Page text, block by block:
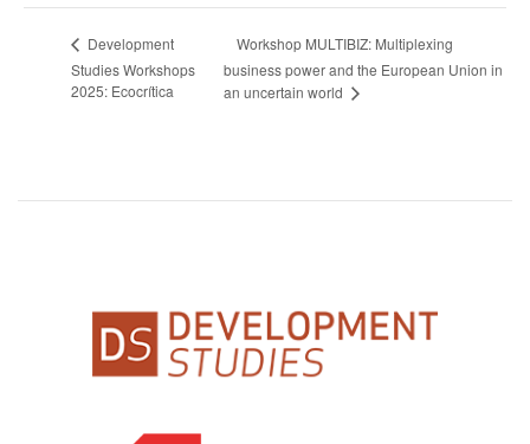
Development
Studies Workshops
2025: Ecocrítica
Workshop MULTIBIZ: Multiplexing
business power and the European Union in
an uncertain world